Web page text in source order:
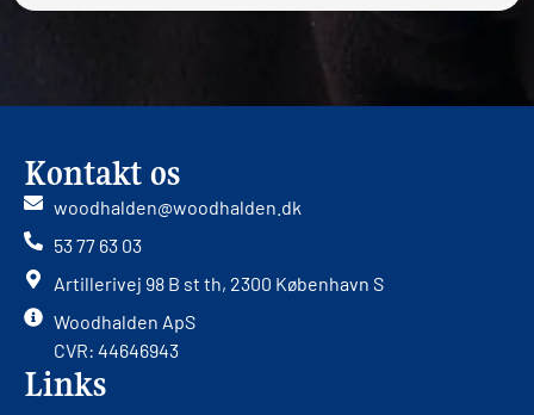
Kontakt os
woodhalden@woodhalden.dk
53 77 63 03
Artillerivej 98 B st th, 2300 København S
Woodhalden ApS
CVR: 44646943
Links